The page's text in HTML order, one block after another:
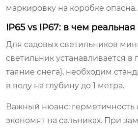
маркировку на коробке опасна.
IP65 vs IP67: в чем
Для садовых светильников
светильник устанавливается
таяние снега), необходим
в воду на глубину до 1 метра.
Важный нюанс: герметичность
экономят на сальниках. При